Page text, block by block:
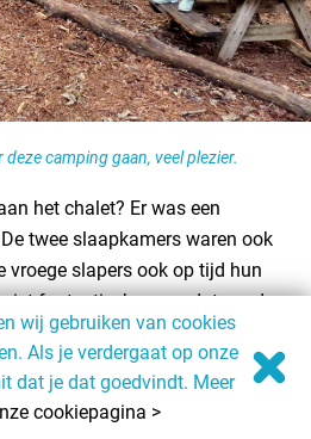
camping gaan, veel plezier.
het chalet? Er was een
twee slaapkamers waren ook
vroege slapers ook op tijd hun
fantastisch, maar dat vond
fijn. “Buitenspelen is zo fijn
niet!”, zegt Phileine. Mijn
met zandstrand echt
was ontzettend
wij gebruiken van cookies
Als je verdergaat op onze
dat je dat goedvindt. Meer
cookiepagina >